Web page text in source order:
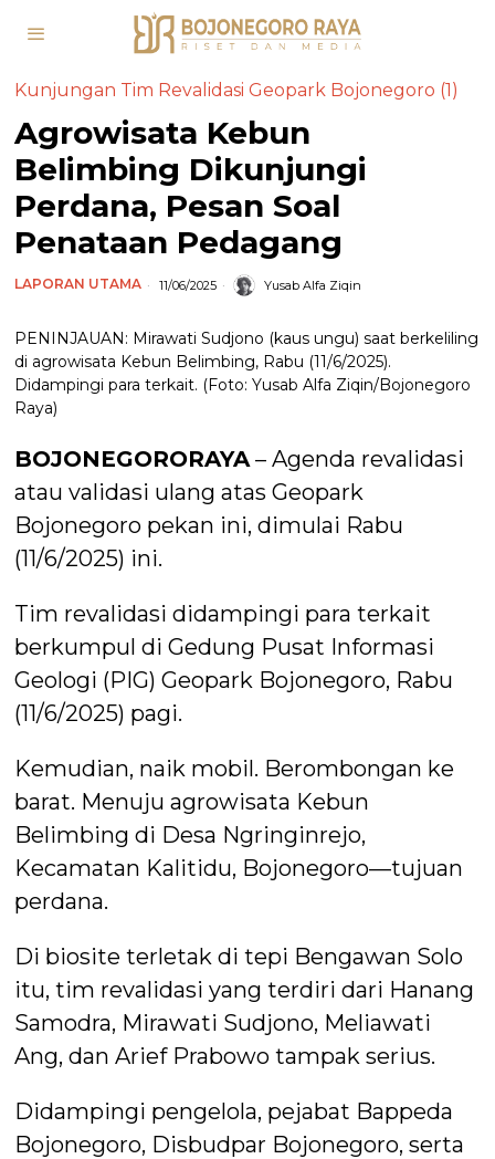
Kunjungan Tim Revalidasi Geopark Bojonegoro (1)
Agrowisata Kebun
Belimbing Dikunjungi
Perdana, Pesan Soal
Penataan Pedagang
LAPORAN UTAMA 11/06/2025 Yusab Alfa Ziqin
PENINJAUAN: Mirawati Sudjono (kaus ungu) saat berkeliling
di agrowisata Kebun Belimbing, Rabu (11/6/2025).
Didampingi para terkait. (Foto: Yusab Alfa Ziqin/Bojonegoro
Raya)
BOJONEGORORAYA– Agenda revalidasi
atau validasi ulang atas Geopark
Bojonegoro pekan ini, dimulai Rabu
(11/6/2025) ini.
Tim revalidasi didampingi para terkait
berkumpul di Gedung Pusat Informasi
Geologi (PIG) Geopark Bojonegoro, Rabu
(11/6/2025) pagi.
Kemudian, naik mobil. Berombongan ke
barat. Menuju agrowisata Kebun
Belimbing di Desa Ngringinrejo,
Kecamatan Kalitidu, Bojonegoro—tujuan
perdana.
Di biosite terletak di tepi Bengawan Solo
itu, tim revalidasi yang terdiri dari Hanang
Samodra, Mirawati Sudjono, Meliawati
Ang, dan Arief Prabowo tampak serius.
Didampingi pengelola, pejabat Bappeda
Bojonegoro, Disbudpar Bojonegoro, serta